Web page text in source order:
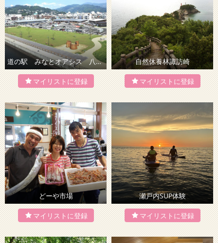
道の駅 みなとオアシス 八幡浜みなっと「みなと交流館」 自然休養林諏訪崎
どーや市場 瀬戸内SUP体験